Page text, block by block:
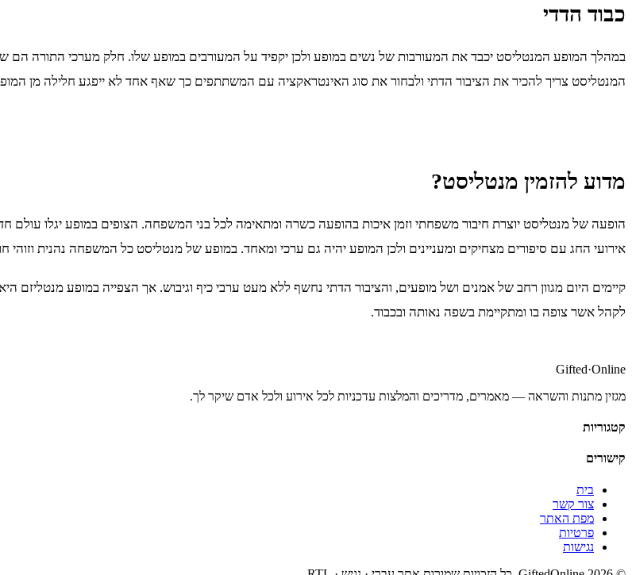
כבוד הדדי
במהלך המופע המנטליסט יכבד את המעורבות של נשים במופע ולכן יקפיד על המעורבים במופע שלו. חלק מערכי התורה הם
המנטליסט צריך להכיר את הציבור הדתי ולבחור את סוג האינטראקציה עם המשתתפים כך שאף אחד לא ייפגע חלילה מן
מדוע להזמין מנטליסט?
הופעה של מנטליסט יוצרת חיבור משפחתי וזמן איכות בהופעה כשרה ומתאימה לכל בני המשפחה. הצופים במופע יגלו
אירועי החג עם סיפורים מצחיקים ומעניינים ולכן המופע יהיה גם ערכי ומאחד. במופע של מנטליסט כל המשפחה נהנית וזוהי
קיימים היום מגוון רחב של אמנים ושל מופעים, והציבור הדתי נחשף ללא מעט ערבי כיף וגיבוש. אך הצפייה במופע
לקהל אשר צופה בו ומתקיימת בשפה נאותה ובכבוד.
Gifted·Online
מגזין מתנות והשראה — מאמרים, מדריכים והמלצות עדכניות לכל אירוע ולכל אדם שיקר לך.
קטגוריות
קישורים
בית
צור קשר
מפת האתר
פרטיות
נגישות